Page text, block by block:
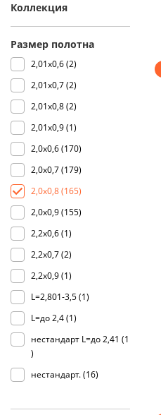
Коллекция
Размер полотна
2,01х0,6 (2)
2,01х0,7 (2)
2,01х0,8 (2)
2,01х0,9 (1)
2,0х0,6 (170)
2,0х0,7 (179)
2,0х0,8 (165)
2,0х0,9 (155)
2,2х0,6 (1)
2,2х0,7 (2)
2,2х0,9 (1)
L=2,801-3,5 (1)
L=до 2,4 (1)
нестандарт L=до 2,41 (1
)
нестандарт. (16)